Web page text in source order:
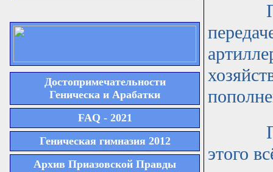
Достопримечательности
Геническа и Арабатки
FAQ - 2021
Геническая гимназия 2012
Архив Приазовской Правды
Полк
этого